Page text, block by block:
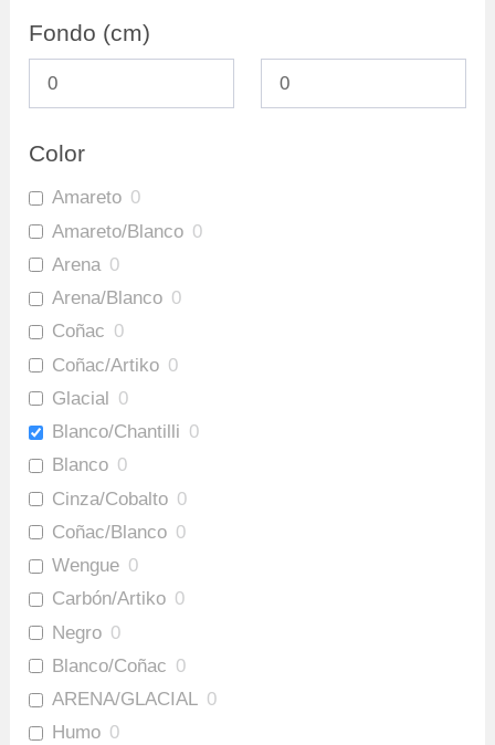
Fondo (cm)
Color
Amareto 0
Amareto/Blanco 0
Arena 0
Arena/Blanco 0
Coñac 0
Coñac/Artiko 0
Glacial 0
Blanco/Chantilli 0
Blanco 0
Cinza/Cobalto 0
Coñac/Blanco 0
Wengue 0
Carbón/Artiko 0
Negro 0
Blanco/Coñac 0
ARENA/GLACIAL 0
Humo 0